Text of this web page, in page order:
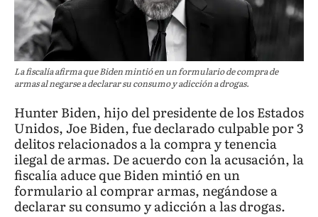
La fiscalía afirma que Biden mintió en un formulario de compra de
armas al negarse a declarar su consumo y adicción a drogas.
Hunter Biden, hijo del presidente de los Estados
Unidos, Joe Biden, fue declarado culpable por 3
delitos relacionados a la compra y tenencia
ilegal de armas. De acuerdo con la acusación, la
fiscalía aduce que Biden mintió en un
formulario al comprar armas, negándose a
declarar su consumo y adicción a las drogas.